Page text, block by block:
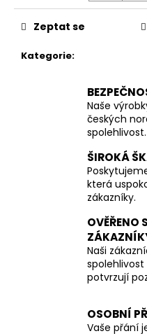
Kategorie:
Zeptat se
Naše
českých
spolehlivost.
ŠIROKÁ
která
zákazníky.
OVĚŘENO
Naši
potvrzují
OSOBNÍ
Vaše přání